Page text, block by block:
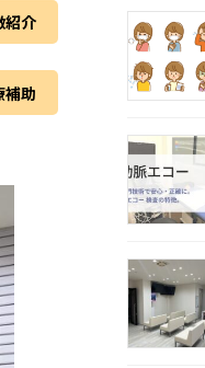
紹介
補助